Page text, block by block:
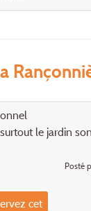
le jardin
Posté
cet